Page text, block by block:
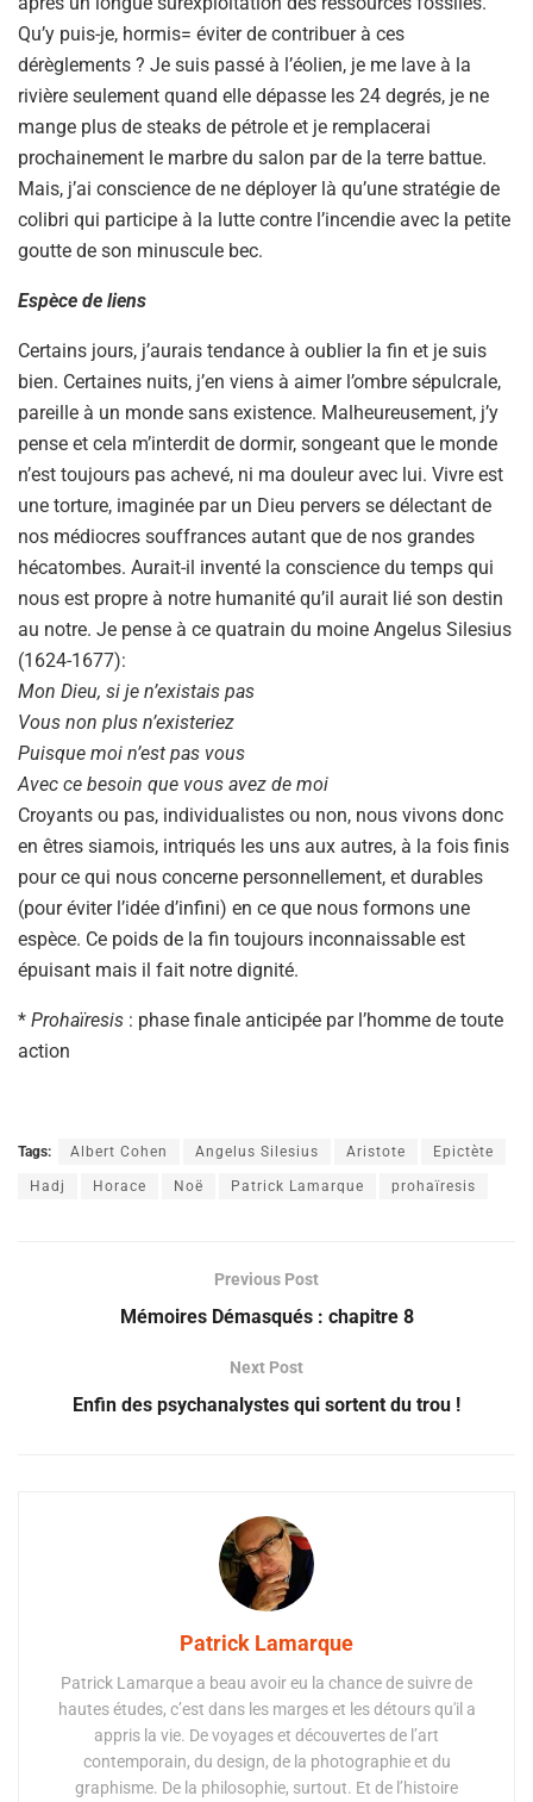
Qu’y puis-je, hormis= éviter de contribuer à ces
dérèglements ? Je suis passé à l’éolien, je me lave à la
rivière seulement quand elle dépasse les 24 degrés, je ne
mange plus de steaks de pétrole et je remplacerai
prochainement le marbre du salon par de la terre battue.
Mais, j’ai conscience de ne déployer là qu’une stratégie de
colibri qui participe à la lutte contre l’incendie avec la petite
goutte de son minuscule bec.
Espèce de liens
Certains jours, j’aurais tendance à oublier la fin et je suis
bien. Certaines nuits, j’en viens à aimer l’ombre sépulcrale,
pareille à un monde sans existence. Malheureusement, j’y
pense et cela m’interdit de dormir, songeant que le monde
n’est toujours pas achevé, ni ma douleur avec lui. Vivre est
une torture, imaginée par un Dieu pervers se délectant de
nos médiocres souffrances autant que de nos grandes
hécatombes. Aurait-il inventé la conscience du temps qui
nous est propre à notre humanité qu’il aurait lié son destin
au notre. Je pense à ce quatrain du moine Angelus Silesius
(1624-1677):
Mon Dieu, si je n’existais pas
Vous non plus n’existeriez
Puisque moi n’est pas vous
Avec ce besoin que vous avez de moi
Croyants ou pas, individualistes ou non, nous vivons donc
en êtres siamois, intriqués les uns aux autres, à la fois finis
pour ce qui nous concerne personnellement, et durables
(pour éviter l’idée d’infini) en ce que nous formons une
espèce. Ce poids de la fin toujours inconnaissable est
épuisant mais il fait notre dignité.
* Prohaïresis : phase finale anticipée par l’homme de toute
action
Tags: Albert Cohen Angelus Silesius Aristote Epictète
Hadj Horace Noë Patrick Lamarque prohaïresis
Previous Post
Mémoires Démasqués : chapitre 8
Next Post
Enfin des psychanalystes qui sortent du trou !
Patrick Lamarque
Patrick Lamarque a beau avoir eu la chance de suivre de
hautes études, c’est dans les marges et les détours qu'il a
appris la vie. De voyages et découvertes de l’art
contemporain, du design, de la photographie et du
graphisme. De la philosophie, surtout. Et de l’histoire